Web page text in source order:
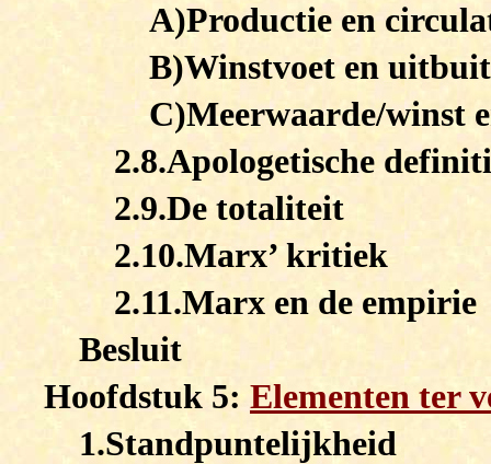
A)Productie en
B)Winstvoet en
C)Meerwaarde/winst
2.8.Apologetische
2.9.De totaliteit
2.10.Marx’ kritiek
2.11.Marx en de empirie
Besluit
Hoofdstuk 5: Elementen ter
1.Standpuntelijkheid